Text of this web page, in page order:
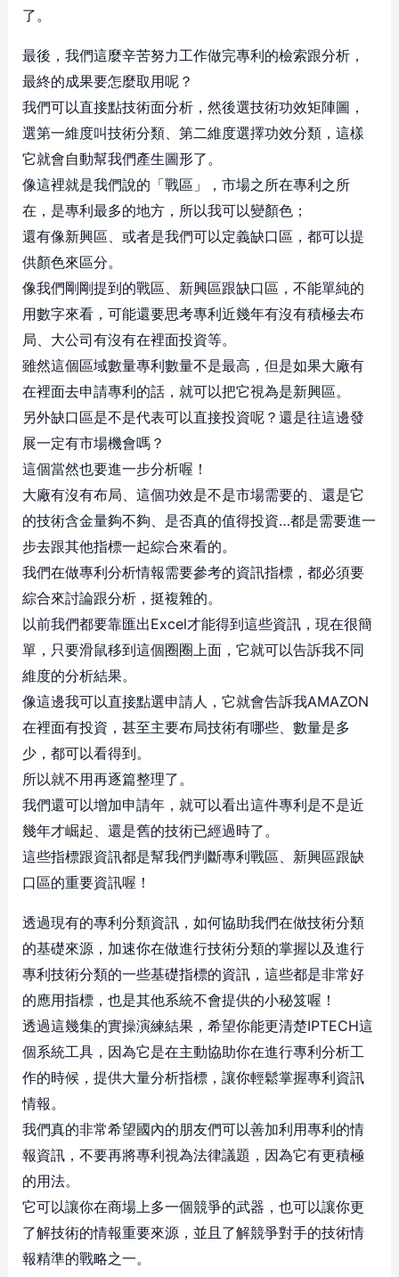
了。
最後，我們這麼辛苦努力工作做完專利的檢索跟分析，
最終的成果要怎麼取用呢？
我們可以直接點技術面分析，然後選技術功效矩陣圖，
選第一維度叫技術分類、第二維度選擇功效分類，這樣
它就會自動幫我們產生圖形了。
像這裡就是我們說的「戰區」，市場之所在專利之所
在，是專利最多的地方，所以我可以變顏色；
還有像新興區、或者是我們可以定義缺口區，都可以提
供顏色來區分。
像我們剛剛提到的戰區、新興區跟缺口區，不能單純的
用數字來看，可能還要思考專利近幾年有沒有積極去布
局、大公司有沒有在裡面投資等。
雖然這個區域數量專利數量不是最高，但是如果大廠有
在裡面去申請專利的話，就可以把它視為是新興區。
另外缺口區是不是代表可以直接投資呢？還是往這邊發
展一定有市場機會嗎？
這個當然也要進一步分析喔！
大廠有沒有布局、這個功效是不是市場需要的、還是它
的技術含金量夠不夠、是否真的值得投資…都是需要進一
步去跟其他指標一起綜合來看的。
我們在做專利分析情報需要參考的資訊指標，都必須要
綜合來討論跟分析，挺複雜的。
以前我們都要靠匯出Excel才能得到這些資訊，現在很簡
單，只要滑鼠移到這個圈圈上面，它就可以告訴我不同
維度的分析結果。
像這邊我可以直接點選申請人，它就會告訴我AMAZON
在裡面有投資，甚至主要布局技術有哪些、數量是多
少，都可以看得到。
所以就不用再逐篇整理了。
我們還可以增加申請年，就可以看出這件專利是不是近
幾年才崛起、還是舊的技術已經過時了。
這些指標跟資訊都是幫我們判斷專利戰區、新興區跟缺
口區的重要資訊喔！
透過現有的專利分類資訊，如何協助我們在做技術分類
的基礎來源，加速你在做進行技術分類的掌握以及進行
專利技術分類的一些基礎指標的資訊，這些都是非常好
的應用指標，也是其他系統不會提供的小秘笈喔！
透過這幾集的實操演練結果，希望你能更清楚IPTECH這
個系統工具，因為它是在主動協助你在進行專利分析工
作的時候，提供大量分析指標，讓你輕鬆掌握專利資訊
情報。
我們真的非常希望國內的朋友們可以善加利用專利的情
報資訊，不要再將專利視為法律議題，因為它有更積極
的用法。
它可以讓你在商場上多一個競爭的武器，也可以讓你更
了解技術的情報重要來源，並且了解競爭對手的技術情
報精準的戰略之一。